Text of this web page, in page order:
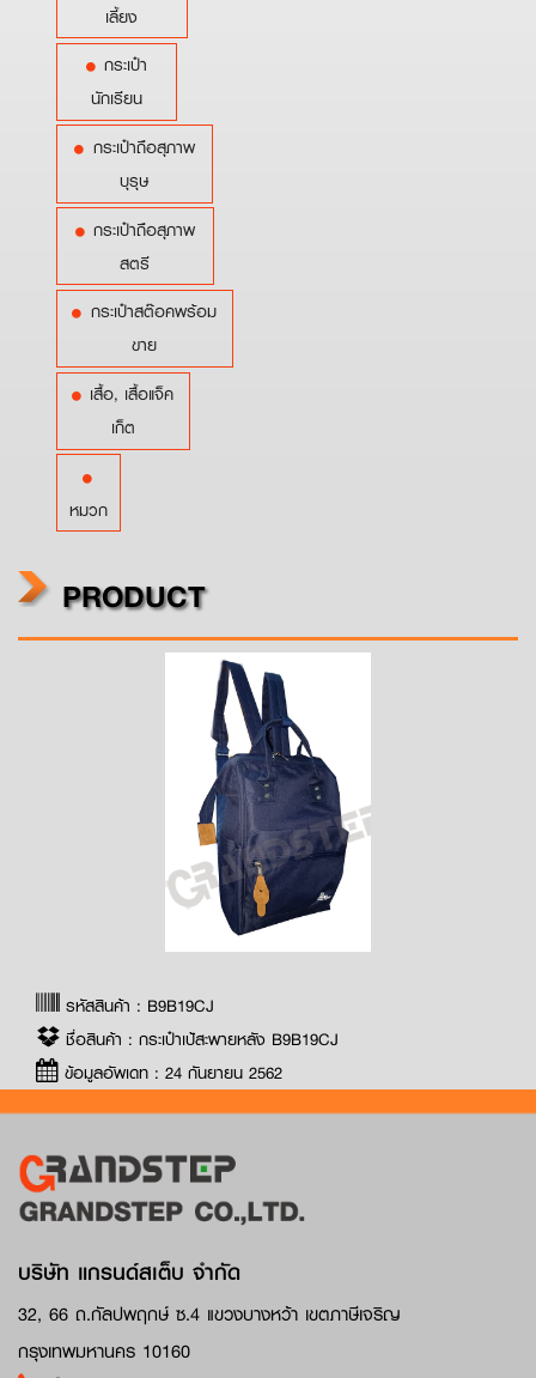
เลี้ยง
กระเป๋า
นักเรียน
กระเป๋าถือสุภาพ
บุรุษ
กระเป๋าถือสุภาพ
สตรี
กระเป๋าสต๊อคพร้อม
ขาย
เสื้อ, เสื้อแจ็ค
เก็ต
หมวก
PRODUCT
รหัสสินค้า : B9B19CJ
ชื่อสินค้า : กระเป๋าเป้สะพายหลัง B9B19CJ
ข้อมูลอัพเดท : 24 กันยายน 2562
บริษัท แกรนด์สเต็บ จำกัด
32, 66 ถ.กัลปพฤกษ์ ซ.4 แขวงบางหว้า เขตภาษีเจริญ
กรุงเทพมหานคร 10160